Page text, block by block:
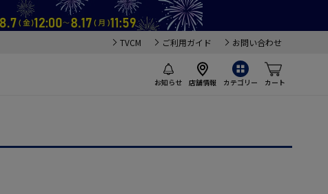
TVCM ご利用ガイド お問い合わせ
お知らせ 店舗情報 カテゴリー カート